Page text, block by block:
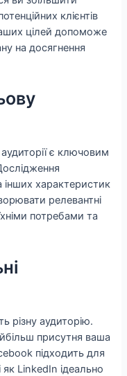
клієнтів
цілей допоможе
на досягнення
є ключовим
інших характеристик
релевантні
потребами та
різну аудиторію.
присутня ваша
підходить для
як LinkedIn ідеально